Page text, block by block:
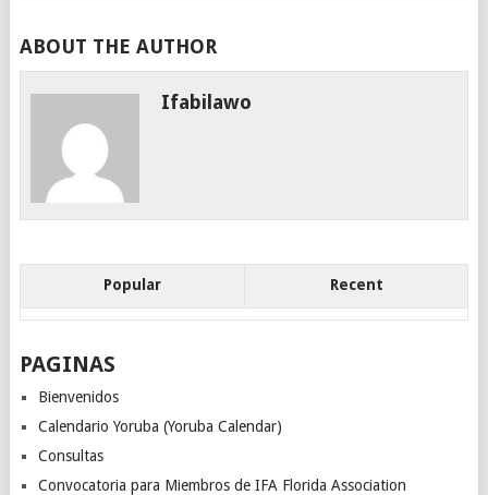
ABOUT THE AUTHOR
Ifabilawo
Popular Recent
PAGINAS
Bienvenidos
Calendario Yoruba (Yoruba Calendar)
Consultas
Convocatoria para Miembros de IFA Florida Association